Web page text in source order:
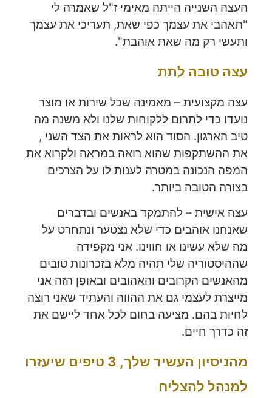
העצה השנייה הייתה מאימי ז"ל שאמרה לי
"תאהבי את עצמך כפי שאת, תעריכי את עצמך
ותעשי רק מה שאת אוהבת".
עצה טובה לתת
עצה מקצועית – מאמינה שכל שירות או מוצר
נועדו כדי לתרום ללקוחות שלנו ולא משנה מה
טיב הארגון. הסוד הוא לראות את הצד השני ,
את ההשתקפות שהוא רואה במראה ולקרוא את
המפה הנכונה במטרה לענות לו על הצרכים
בצורה הטובה ביותר.
עצה אישית – להתמקד באנשים ובדברים
שאנחנו אוהבים כדי שלא נצטער ונתחרט על
מה שלא עשינו או חווינו. אני מקפידה
שההיסטוריה שלי תהיה מלא בזכרונות טובים
מהאנשים הקרובים והאהובים ובאופן הזה אני
מייצרת לעצמי גם את ההווה והעתיד שאני רוצה
לחיות בהם. מציעה בחום לכל אחד ליישם את
זה כדרך חיים.
מהניסיון העשיר שלך, 3 טיפים שיעזרו
למנהל להצליח